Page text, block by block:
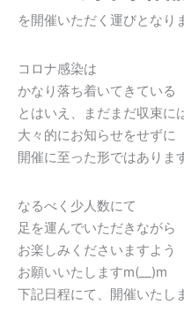
を開催いただく運びとな
コロナ感染は
かなり落ち着いてきている
とはいえ、まだまだ収束に
大々的にお知らせをせずに
開催に至った形ではありま
なるべく少人数にて
足を運んでいただきながら
お楽しみくださいますよう
お願いいたしますm(__)m
下記日程にて、開催いたし